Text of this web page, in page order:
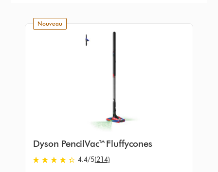
nouveau
Dyson PencilVac™ Fluffycones
4.4
4.4/5(214)